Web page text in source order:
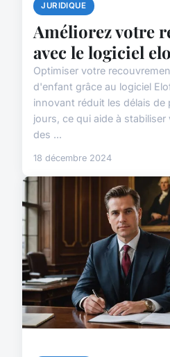
JURIDIQUE
Améliorez votre
avec le logiciel
Optimiser votre
d'enfant grâce au logiciel
innovant réduit les délais de
jours, ce qui aide à stabiliser
des ...
18 décembre 2024